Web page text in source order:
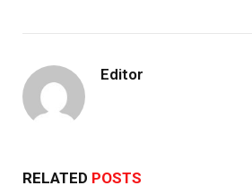
Editor
RELATED POSTS